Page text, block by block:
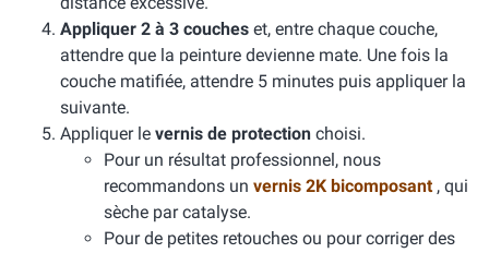
Appliquer 2 à 3 couches et, entre chaque couche,
attendre que la peinture devienne mate. Une fois la
couche matifiée, attendre 5 minutes puis appliquer la
suivante.
Appliquer le vernis de protection choisi.
Pour un résultat professionnel, nous
recommandons un vernis 2K bicomposant , qui
sèche par catalyse.
Pour de petites retouches ou pour corriger des